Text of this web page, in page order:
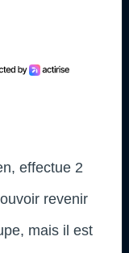
effectue 2
revenir
mais il est